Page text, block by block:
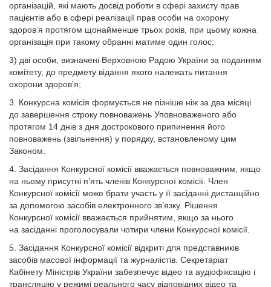
організацій, які мають досвід роботи в сфері захисту прав
пацієнтів або в сфері реалізації прав особи на охорону
здоров’я протягом щонайменше трьох років, при цьому кожна
організація при такому обранні матиме один голос;
3) дві особи, визначені Верховною Радою України за поданням
комітету, до предмету відання якого належать питання
охорони здоров’я;
3. Конкурсна комісія формується не пізніше ніж за два місяці
до завершення строку повноважень Уповноваженого або
протягом 14 днів з дня дострокового припинення його
повноважень (звільнення) у порядку, встановленому цим
Законом.
4. Засідання Конкурсної комісії вважається повноважним, якщо
на ньому присутні п’ять членів Конкурсної комісії. Член
Конкурсної комісії може брати участь у її засіданні дистанційно
за допомогою засобів електронного зв’язку. Рішення
Конкурсної комісії вважається прийнятим, якщо за нього
на засіданні проголосували чотири члени Конкурсної комісії.
5. Засідання Конкурсної комісії відкриті для представників
засобів масової інформації та журналістів. Секретаріат
Кабінету Міністрів України забезпечує відео та аудіофіксацію і
трансляцію у режимі реального часу відповідних відео та